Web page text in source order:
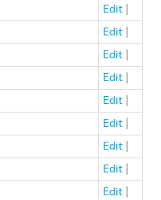
Edit |
Edit |
Edit |
Edit |
Edit |
Edit |
Edit |
Edit |
Edit |